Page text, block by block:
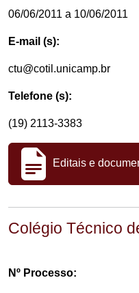
06/06/2011 a 10/06/2011
E-mail (s):
ctu@cotil.unicamp.br
Telefone (s):
(19) 2113-3383
Editais e
Colégio Técnico
Nº Processo: